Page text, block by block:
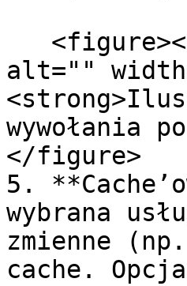
alt=""
wywołania
</figure>
5.
wybrana
zmienne
cache.